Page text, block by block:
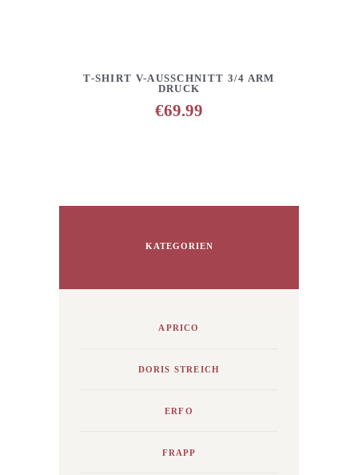
DETAILS ANFRAGE HINZUFÜGEN
T-SHIRT V-AUSSCHNITT 3/4 ARM
DRUCK
€69.99
KATEGORIEN
APRICO
DORIS STREICH
ERFO
FRAPP